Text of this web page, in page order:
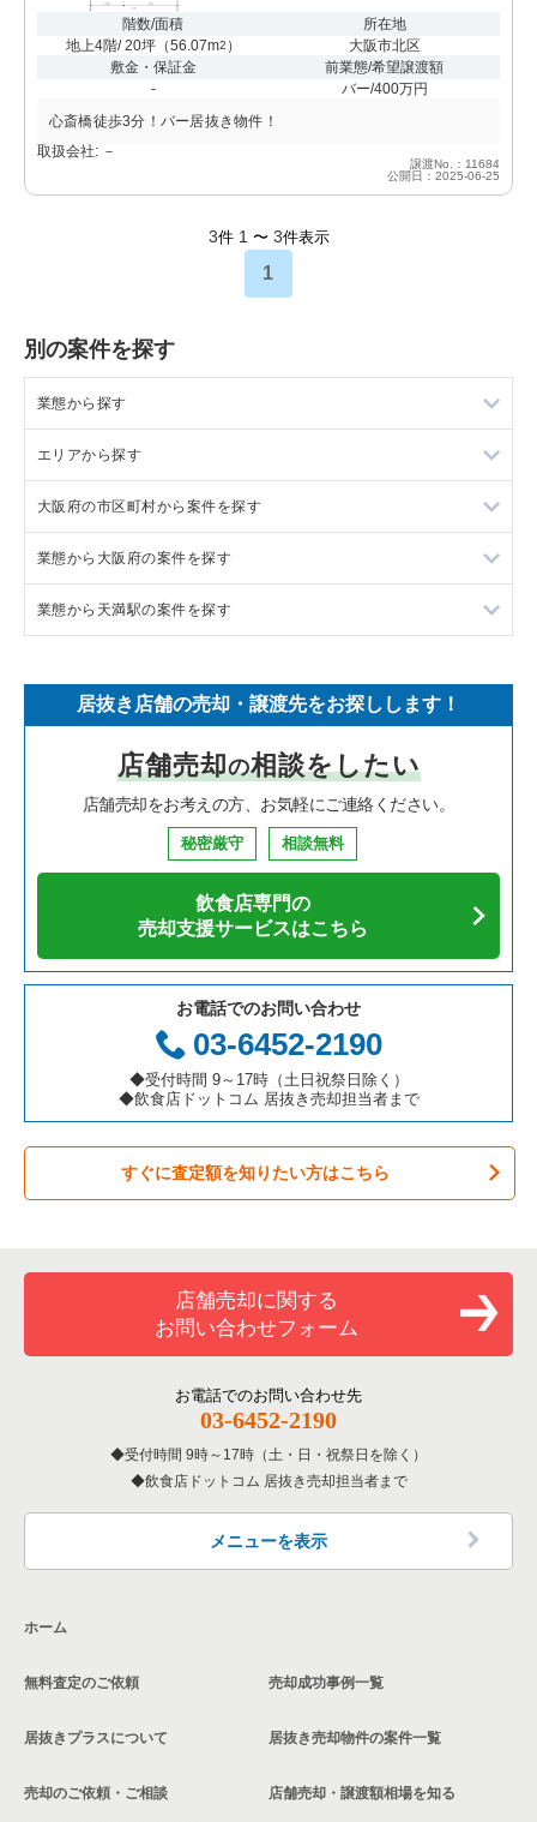
階数/面積
地上4階/ 20坪（56.07m2 ）
所在地
大阪市北区
敷金・保証金
-
前業態/希望譲渡額
バー/400万円
心斎橋徒歩3分！バー居抜き物件！
取扱会社: －
譲渡No.：11684
公開日：2025-06-25
3件 1 〜 3件表示
1
別の案件を探す
業態から探す
ラーメンの居抜き売却物件の案件一覧
フランス料理の居抜き売却物件の案件一覧
イタリア料理の居抜き売却物件の案件一覧
中華の居抜き売却物件の案件一覧
寿司の居抜き売却物件の案件一覧
焼肉の居抜き売却物件の案件一覧
鉄板焼き・お好み焼の居抜き売却物件の案件一覧
カフェの居抜き売却物件の案件一覧
テイクアウトの居抜き売却物件の案件一覧
お弁当・惣菜・デリの居抜き売却物件の案件一覧
カラオケ・パブ・スナックの居抜き売却物件の案件一覧
バーの居抜き売却物件の案件一覧
居酒屋・ダイニングバーの居抜き売却物件の案件一覧
洋食の居抜き売却物件の案件一覧
その他の居抜き売却物件の案件一覧
エリアから探す
東京23区の飲食店の居抜き売却物件の案件一覧
東京都下の飲食店の居抜き売却物件の案件一覧
千葉県の飲食店の居抜き売却物件の案件一覧
神奈川県の飲食店の居抜き売却物件の案件一覧
大阪府の飲食店の居抜き売却物件の案件一覧
兵庫県の飲食店の居抜き売却物件の案件一覧
愛知県の飲食店の居抜き売却物件の案件一覧
岐阜県の飲食店の居抜き売却物件の案件一覧
三重県の飲食店の居抜き売却物件の案件一覧
大阪府の市区町村から案件を探す
大阪市北区の飲食店の居抜き売却物件の案件一覧
大阪市中央区の飲食店の居抜き売却物件の案件一覧
堺市北区の飲食店の居抜き売却物件の案件一覧
堺市中区の飲食店の居抜き売却物件の案件一覧
大阪市西区の飲食店の居抜き売却物件の案件一覧
大阪市福島区の飲食店の居抜き売却物件の案件一覧
豊中市の飲食店の居抜き売却物件の案件一覧
大阪市都島区の飲食店の居抜き売却物件の案件一覧
大阪市阿倍野区の飲食店の居抜き売却物件の案件一覧
東大阪市の飲食店の居抜き売却物件の案件一覧
吹田市の飲食店の居抜き売却物件の案件一覧
大阪市東住吉区の飲食店の居抜き売却物件の案件一覧
門真市の飲食店の居抜き売却物件の案件一覧
大阪市天王寺区の飲食店の居抜き売却物件の案件一覧
高石市の飲食店の居抜き売却物件の案件一覧
大阪市鶴見区の飲食店の居抜き売却物件の案件一覧
大阪市浪速区の飲食店の居抜き売却物件の案件一覧
八尾市の飲食店の居抜き売却物件の案件一覧
業態から大阪府の案件を探す
大阪府のラーメンの居抜き売却物件の案件一覧
大阪府のイタリア料理の居抜き売却物件の案件一覧
大阪府の中華の居抜き売却物件の案件一覧
大阪府のそば・うどんの居抜き売却物件の案件一覧
大阪府の焼肉の居抜き売却物件の案件一覧
大阪府の鉄板焼き・お好み焼の居抜き売却物件の案件一覧
大阪府のアジア料理の居抜き売却物件の案件一覧
大阪府のカフェの居抜き売却物件の案件一覧
大阪府のテイクアウトの居抜き売却物件の案件一覧
大阪府のお弁当・惣菜・デリの居抜き売却物件の案件一覧
大阪府のバーの居抜き売却物件の案件一覧
大阪府の居酒屋・ダイニングバーの居抜き売却物件の案件一覧
大阪府の和食の居抜き売却物件の案件一覧
大阪府の洋食の居抜き売却物件の案件一覧
大阪府のその他の居抜き売却物件の案件一覧
業態から天満駅の案件を探す
天満駅のアジア料理の居抜き売却物件の案件一覧
天満駅のカフェの居抜き売却物件の案件一覧
天満駅のお弁当・惣菜・デリの居抜き売却物件の案件一覧
天満駅の居酒屋・ダイニングバーの居抜き売却物件の案件一覧
天満駅のその他の居抜き売却物件の案件一覧
居抜き店舗の売却・譲渡先をお探しします！
店舗売却の相談をしたい
店舗売却をお考えの方、お気軽にご連絡ください。
秘密厳守 相談無料
飲食店専門の
売却支援サービスはこちら
お電話でのお問い合わせ
03-6452-2190
◆受付時間 9～17時（土日祝祭日除く）
◆飲食店ドットコム 居抜き売却担当者まで
すぐに査定額を知りたい方はこちら
店舗売却に関する
お問い合わせフォーム
お電話でのお問い合わせ先
03-6452-2190
受付時間 9時～17時（土・日・祝祭日を除く）
飲食店ドットコム 居抜き売却担当者まで
メニューを表示
ホーム
無料査定のご依頼
居抜きプラスについて
売却のご依頼・ご相談
売却成功事例一覧
居抜き売却物件の案件一覧
店舗売却・譲渡額相場を知る